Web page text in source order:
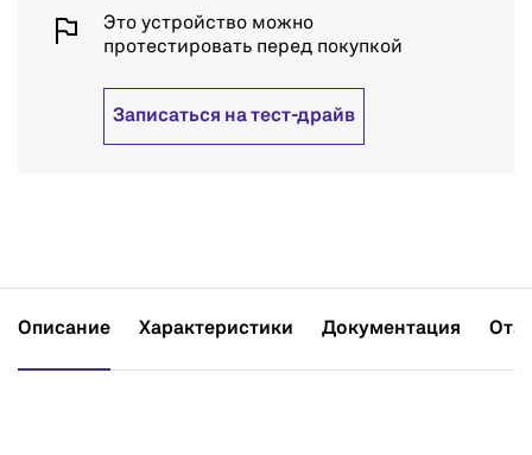
Это устройство можно
протестировать перед покупкой
Записаться на тест-драйв
Описание Характеристики Документация